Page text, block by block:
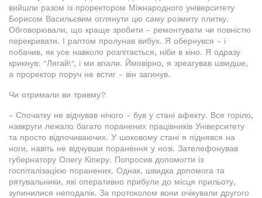
вийшли разом із проректором Міжнародного університету
Борисом Васильєвим оглянути цю саму розмиту плитку.
Обговорювали, що краще зробити - ремонтувати чи повністю
перекривати. І раптом пролунав вибух. Я обернувся - і
побачив, як усе навколо розлітається, ніби в кіно. Я одразу
крикнув: "Лягай!", і ми впали. Ймовірно, я зреагував швидше,
а проректор поруч не встиг - він загинув.
Чи отримали ви травму?
- Спочатку не відчував нічого - був у стані афекту. Все горіло,
навкруги лежало багато поранених працівників Університету
та просто відпочиваючих. У шоковому стані я піднявся на
ноги, навіть не відчувши поранення у нозі. Зателефонував
губернатору Олегу Кіперу. Попросив допомогти із
госпіталізацією поранених. Однак, швидка допомога та
рятувальники, які оперативно прибули до місця прильоту,
зупинилися неподалік. За протоколом вони очікували другого